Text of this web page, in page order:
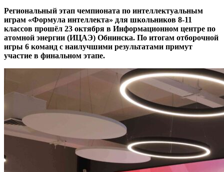
Региональный этап чемпионата по интеллектуальным
играм «Формула интеллекта» для школьников 8-11
классов прошёл 23 октября в Информационном центре по
атомной энергии (ИЦАЭ) Обнинска. По итогам отборочной
игры 6 команд с наилучшими результатами примут
участие в финальном этапе.